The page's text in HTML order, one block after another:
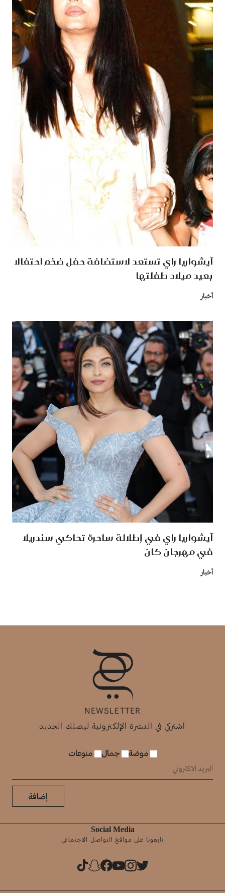
آيشواريا راي تستعد لاستضافة حفل ضخم احتفالا
بعيد ميلاد طفلتها
أخبار
آيشواريا راي في إطلالة ساحرة تحاكي سندريلا
في مهرجان كان
أخبار
NEWSLETTER
اشتركي في النشرة الإلكترونية ليصلك الجديد
موضة جمال منوعات
إضافة
Social Media
تابعونا على مواقع التواصل الاجتماعي